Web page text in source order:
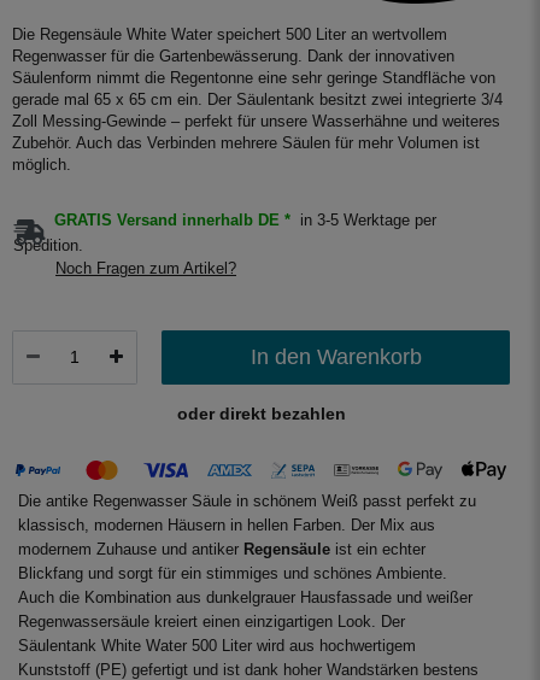
Die Regensäule White Water speichert 500 Liter an wertvollem
Regenwasser für die Gartenbewässerung. Dank der innovativen
Säulenform nimmt die Regentonne eine sehr geringe Standfläche von
gerade mal 65 x 65 cm ein. Der Säulentank besitzt zwei integrierte 3/4
Zoll Messing-Gewinde – perfekt für unsere Wasserhähne und weiteres
Zubehör. Auch das Verbinden mehrere Säulen für mehr Volumen ist
möglich.
GRATIS Versand innerhalb DE *
in 3-5 Werktage per
Spedition.
Noch Fragen zum Artikel?
In den Warenkorb
oder direkt bezahlen
Die antike Regenwasser Säule in schönem Weiß passt perfekt zu
klassisch, modernen Häusern in hellen Farben. Der Mix aus
modernem Zuhause und antiker Regensäule ist ein echter
Blickfang und sorgt für ein stimmiges und schönes Ambiente.
Auch die Kombination aus dunkelgrauer Hausfassade und weißer
Regenwassersäule kreiert einen einzigartigen Look. Der
Säulentank White Water 500 Liter wird aus hochwertigem
Kunststoff (PE) gefertigt und ist dank hoher Wandstärken bestens